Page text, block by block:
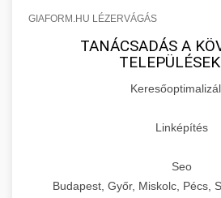
GIAFORM.HU LÉZERVÁGÁS
TANÁCSADÁS A
Linképítés
Seo
Budapest, Győr, Miskolc, Pécs,